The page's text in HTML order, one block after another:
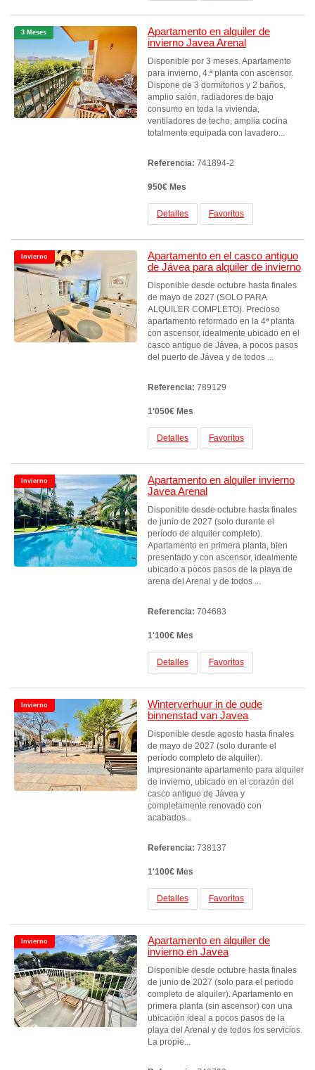
3 Meses
Apartamento en alquiler de
invierno Javea Arenal
Disponible por 3 meses. Apartamento
para invierno, 4.ª planta con ascensor.
Dispone de 3 dormitorios y 2 baños,
amplio salón, radiadores de bajo
consumo en toda la vivienda,
ventiladores de techo, amplia cocina
totalmente equipada con lavadero...
Referencia: 741894-2
950€ Mes
Detalles Favoritos
Invierno
Apartamento en el casco antiguo
de Jávea para alquiler de invierno
Disponible desde octubre hasta finales
de mayo de 2027 (SOLO PARA
ALQUILER COMPLETO). Precioso
apartamento reformado en la 4ª planta
con ascensor, idealmente ubicado en el
casco antiguo de Jávea, a pocos pasos
del puerto de Jávea y de todos ...
Referencia: 789129
1'050€ Mes
Detalles Favoritos
Invierno
Apartamento en alquiler invierno
Javea Arenal
Disponible desde octubre hasta finales
de junio de 2027 (solo durante el
período de alquiler completo).
Apartamento en primera planta, bien
presentado y con ascensor, idealmente
ubicado a pocos pasos de la playa de
arena del Arenal y de todos ...
Referencia: 704683
1'100€ Mes
Detalles Favoritos
Invierno
Winterverhuur in de oude
binnenstad van Javea
Disponible desde agosto hasta finales
de mayo de 2027 (solo durante el
período completo de alquiler).
Impresionante apartamento para alquiler
de invierno, ubicado en el corazón del
casco antiguo de Jávea y
completamente renovado con
acabados...
Referencia: 738137
1'100€ Mes
Detalles Favoritos
Invierno
Apartamento en alquiler de
invierno en Javea
Disponible desde octubre hasta finales
de junio de 2027 (solo para el periodo
completo de alquiler). Apartamento en
primera planta (sin ascensor) con una
ubicación ideal a pocos pasos de la
playa del Arenal y de todos los servicios.
La propie...